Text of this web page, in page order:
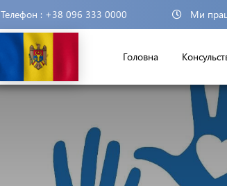
Телефон : +38 096 333 0000 Ми
Головна